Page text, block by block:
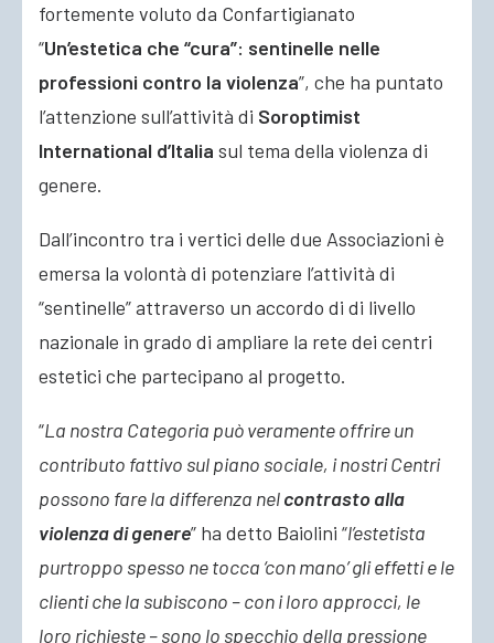
fortemente voluto da Confartigianato
“Un’estetica che “cura”: sentinelle nelle
professioni contro la violenza”, che ha puntato
l’attenzione sull’attività di Soroptimist
International d’Italia sul tema della violenza di
genere.
Dall’incontro tra i vertici delle due Associazioni è
emersa la volontà di potenziare l’attività di
“sentinelle” attraverso un accordo di di livello
nazionale in grado di ampliare la rete dei centri
estetici che partecipano al progetto.
“La nostra Categoria può veramente offrire un
contributo fattivo sul piano sociale, i nostri Centri
possono fare la differenza nelcontrasto alla
violenza di genere” ha detto Baiolini “l’estetista
purtroppo spesso ne tocca ‘con mano’ gli effetti e le
clienti che la subiscono – con i loro approcci, le
loro richieste – sono lo specchio della pressione